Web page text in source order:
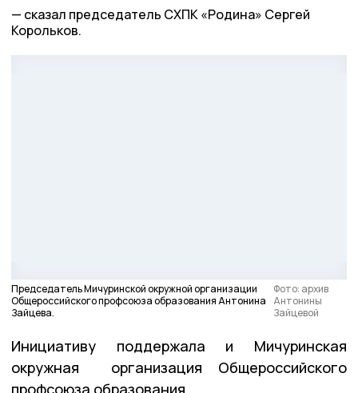
сказал председатель СХПК «Родина» Сергей
Корольков.
Председатель Мичуринской окружной организации
Общероссийского профсоюза образования Антонина
Зайцева.
Фото: архив
Антонины
Зайцевой
Инициативу поддержала и Мичуринская
окружная организация Общероссийского
профсоюза образования.